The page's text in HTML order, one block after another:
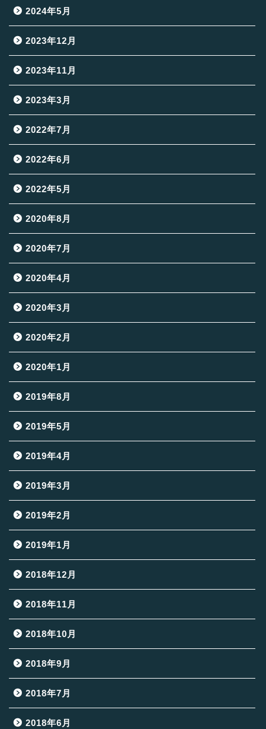
2024年5月
2023年12月
2023年11月
2023年3月
2022年7月
2022年6月
2022年5月
2020年8月
2020年7月
2020年4月
2020年3月
2020年2月
2020年1月
2019年8月
2019年5月
2019年4月
2019年3月
2019年2月
2019年1月
2018年12月
2018年11月
2018年10月
2018年9月
2018年7月
2018年6月